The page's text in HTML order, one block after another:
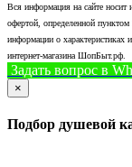
Вся информация на сайте
офертой, определенной
информации о характеристиках
интернет-магазина ШопБыт.рф.
Задать вопрос в
×
Подбор душевой